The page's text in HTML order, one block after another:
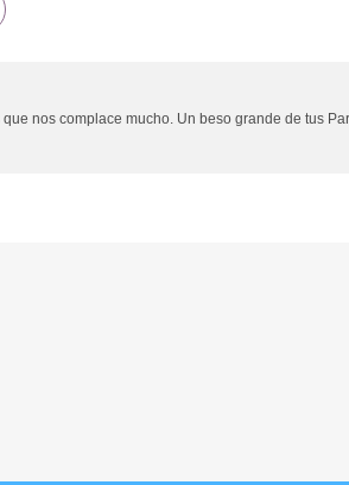
nos complace mucho. Un beso grande de tus